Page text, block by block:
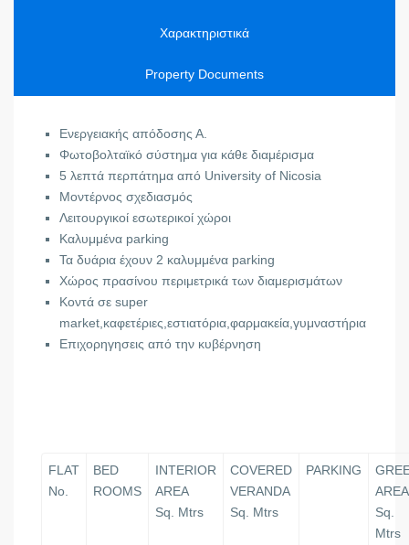
Χαρακτηριστικά
Property Documents
Ενεργειακής απόδοσης Α.
Φωτοβολταϊκό σύστημα για κάθε διαμέρισμα
5 λεπτά περπάτημα από University of Nicosia
Μοντέρνος σχεδιασμός
Λειτουργικοί εσωτερικοί χώροι
Καλυμμένα parking
Τα δυάρια έχουν 2 καλυμμένα parking
Χώρος πρασίνου περιμετρικά των διαμερισμάτων
Κοντά σε super
market,καφετέριες,εστιατόρια,φαρμακεία,γυμναστήρια
Επιχορηγησεις από την κυβέρνηση
FLAT
No.
BED
ROOMS
INTERIOR
AREA
Sq. Mtrs
COVERED
VERANDA
Sq. Mtrs
PARKING
AREA
Sq.
Mtrs